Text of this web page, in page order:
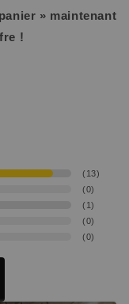
» maintenant
!
( 13)
(0)
( 1)
(0)
(0)